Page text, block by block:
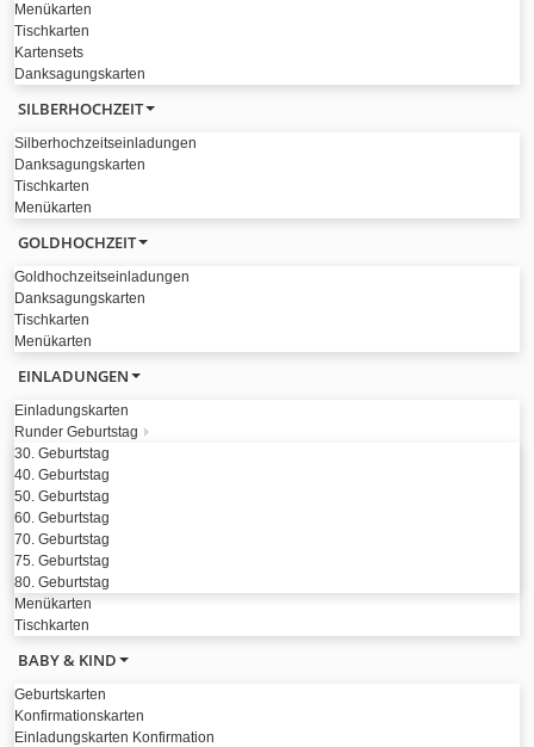
Menükarten
Tischkarten
Kartensets
Danksagungskarten
SILBERHOCHZEIT
Silberhochzeitseinladungen
Danksagungskarten
Tischkarten
Menükarten
GOLDHOCHZEIT
Goldhochzeitseinladungen
Danksagungskarten
Tischkarten
Menükarten
EINLADUNGEN
Einladungskarten
Runder Geburtstag
30. Geburtstag
40. Geburtstag
50. Geburtstag
60. Geburtstag
70. Geburtstag
75. Geburtstag
80. Geburtstag
Menükarten
Tischkarten
BABY & KIND
Geburtskarten
Konfirmationskarten
Einladungskarten Konfirmation